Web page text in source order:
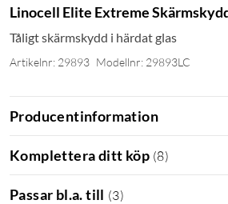
Linocell Elite Extreme
Tåligt skärmskydd i härdat glas
Artikelnr: 29893 Modellnr: 29893LC
Producentinformation
Komplettera ditt köp (8)
Passar bl.a. till (3)